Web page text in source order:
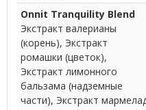
Onnit Tranquility Blend
Экстракт валерианы
(корень), Экстракт
ромашки (цветок),
Экстракт лимонного
бальзама (надземные
части), Экстракт